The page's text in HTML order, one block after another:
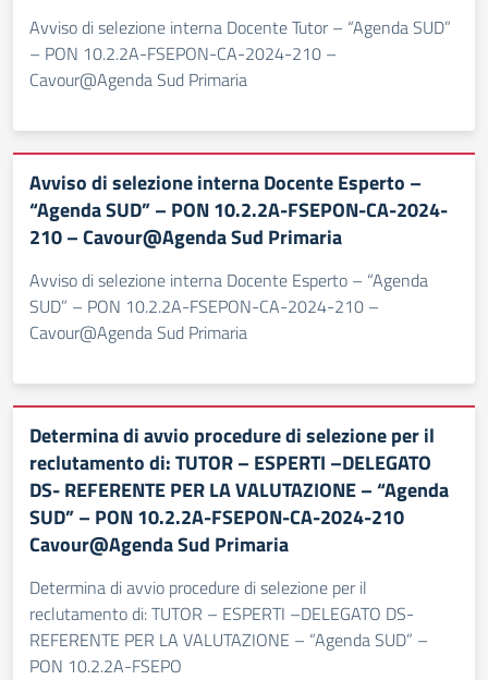
Avviso di selezione interna Docente Tutor – “Agenda SUD”
– PON 10.2.2A-FSEPON-CA-2024-210 –
Cavour@Agenda Sud Primaria
Avviso di selezione interna Docente Esperto –
“Agenda SUD” – PON 10.2.2A-FSEPON-CA-2024-
210 – Cavour@Agenda Sud Primaria
Avviso di selezione interna Docente Esperto – “Agenda
SUD” – PON 10.2.2A-FSEPON-CA-2024-210 –
Cavour@Agenda Sud Primaria
Determina di avvio procedure di selezione per il
reclutamento di: TUTOR – ESPERTI –DELEGATO
DS- REFERENTE PER LA VALUTAZIONE – “Agenda
SUD” – PON 10.2.2A-FSEPON-CA-2024-210
Cavour@Agenda Sud Primaria
Determina di avvio procedure di selezione per il
reclutamento di: TUTOR – ESPERTI –DELEGATO DS-
REFERENTE PER LA VALUTAZIONE – “Agenda SUD” –
PON 10.2.2A-FSEPO